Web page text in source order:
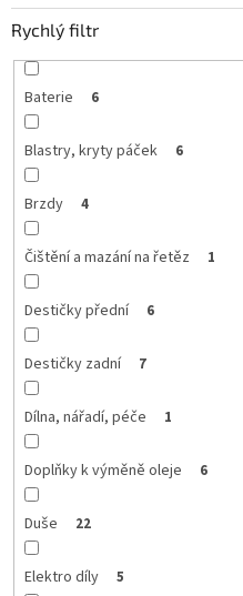
Rychlý filtr
Baterie 6
Blastry, kryty páček 6
Brzdy 4
Čištění a mazání na řetěz 1
Destičky přední 6
Destičky zadní 7
Dílna, nářadí, péče 1
Doplňky k výměně oleje 6
Duše 22
Elektro díly 5